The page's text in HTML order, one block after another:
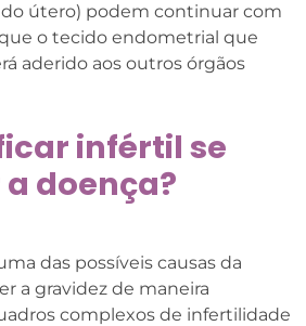
útero) podem continuar com
o tecido endometrial que
aderido aos outros órgãos
infértil se
doença?
das possíveis causas da
a gravidez de maneira
complexos de infertilidade